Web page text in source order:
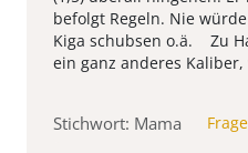
befolgt Regeln. Nie
Kiga schubsen o.ä. Zu
ein ganz anderes
Stichwort: Mama